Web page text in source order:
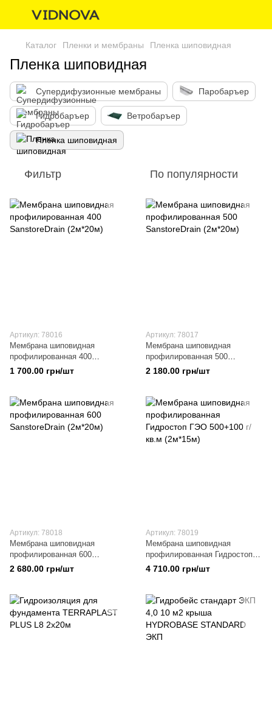
Каталог Пленки и мембраны Пленка шиповидная
Пленка шиповидная
Супердифузионные мембраны Паробаръер
Гидробаръер Ветробаръер
Пленка шиповидная
Фильтр По популярности
Артикул: 78016
Мембрана шиповидная
профилированная 400
SanstoreDrain (2м*20м)
1 700.00 грн/шт
Артикул: 78017
Мембрана шиповидная
профилированная 500
SanstoreDrain (2м*20м)
2 180.00 грн/шт
Артикул: 78018
Мембрана шиповидная
профилированная 600
SanstoreDrain (2м*20м)
2 680.00 грн/шт
Артикул: 78019
Мембрана шиповидная
профилированная Гидростоп
ГЭО 500+100 г/кв.м (2м*15м)
4 710.00 грн/шт